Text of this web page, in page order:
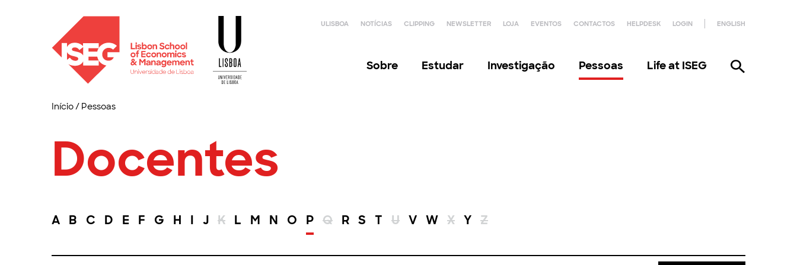
ULISBOA NOTÍCIAS CLIPPING NEWSLETTER LOJA EVENTOS CONTACTOS HELPDESK LOGIN ENGLISH
Sobre Estudar Investigação Pessoas Life at ISEG
Início/ Pessoas
Docentes
A B C D E F G H I J K L M N O P Q R S T U V W X Y Z